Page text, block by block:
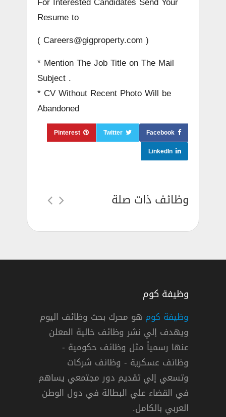
Resume to
( Careers@gigproperty.com )
* Mention The Job Title on The Mail
Subject .
* CV Without Recent Photo Will be
Abandoned
Facebook
Twitter
Pinterest
LinkedIn
وظائف ذات صلة
دوام كامل
وظيفة كوم
وظيفة كوم هو محرك بحث وظائف اليوم
ويهدف إلي نشر وظائف خالية المعلن
عنها رسمياً مثل وظائف حكومية -
وظائف عسكرية - وظائف شركات
وتسعي إلي تقديم دور مجتمعي يساهم
في القضاء علي البطالة في دول الوطن
العربي بالكامل.